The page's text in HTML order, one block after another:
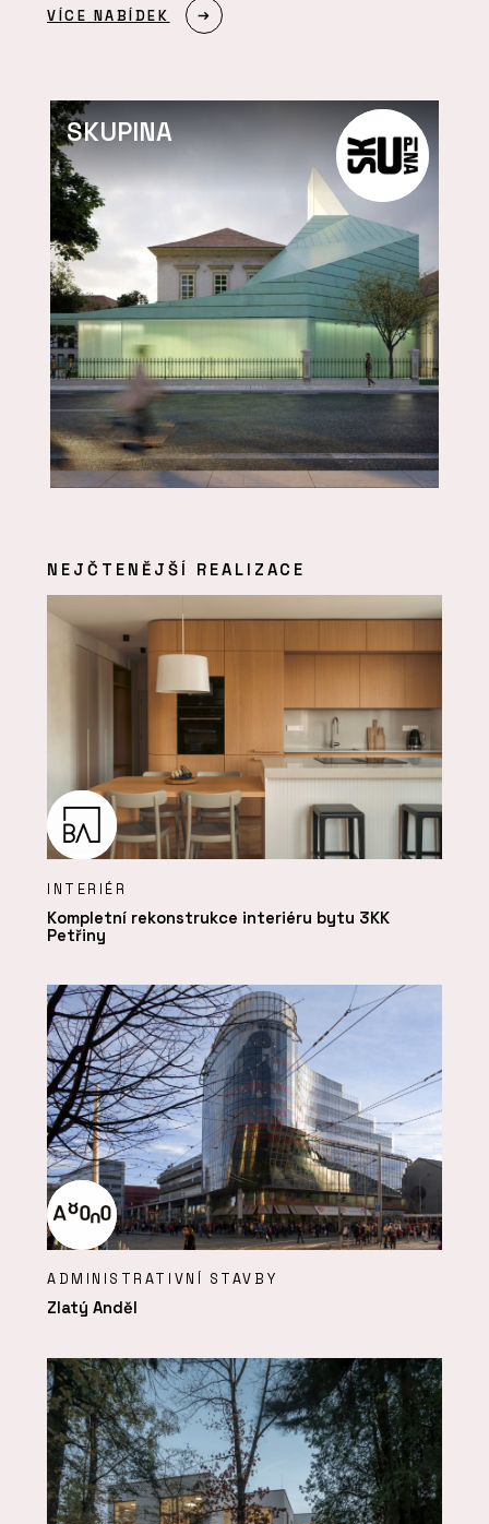
VÍCE NABÍDEK
SKUPINA
NEJČTENĚJŠÍ REALIZACE
INTERIÉR
Kompletní rekonstrukce interiéru bytu 3KK
Petřiny
ADMINISTRATIVNÍ STAVBY
Zlatý Anděl